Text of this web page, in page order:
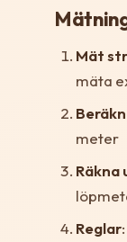
Mät
mäta
meter
Räkna
Reglar